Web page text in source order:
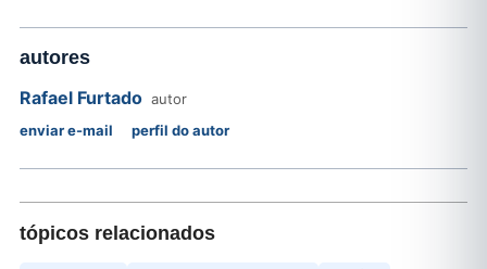
autores
Rafael Furtado autor
enviar e-mail
perfil do autor
tópicos relacionados